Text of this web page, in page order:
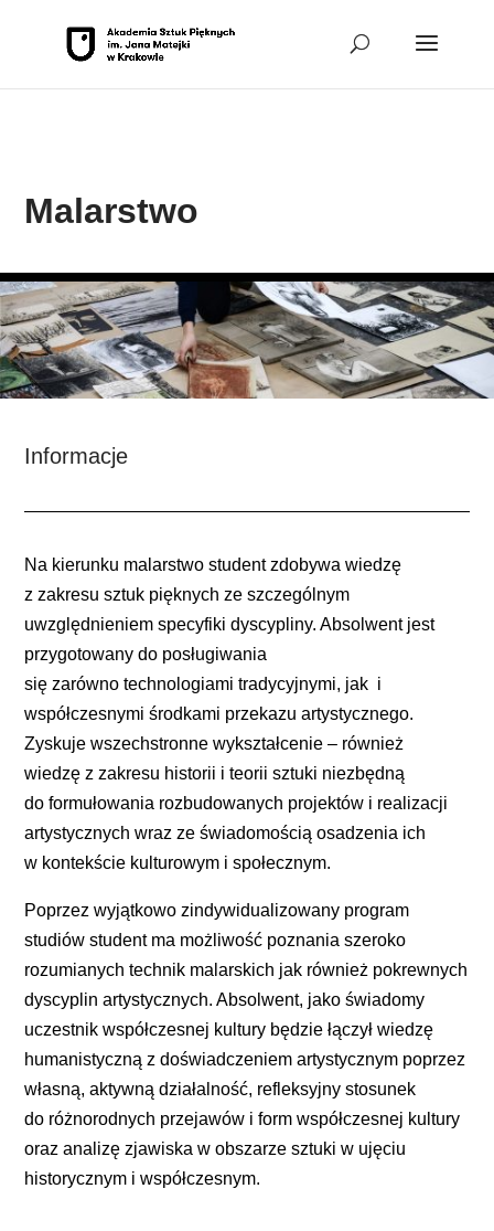
Malarstwo
Informacje
Na kierunku malarstwo student zdobywa wiedzę
z zakresu sztuk pięknych ze szczególnym
uwzględnieniem specyfiki dyscypliny. Absolwent jest
przygotowany do posługiwania
sięzarównotechnologiami tradycyjnymi, jak i
współczesnymiśrodkami przekazu artystycznego.
Zyskuje wszechstronne wykształcenie – również
wiedzęz zakresu historii i teorii sztuki niezbędną
do formułowania rozbudowanych projektów i realizacji
artystycznychwraz ze świadomością osadzenia ich
w kontekście kulturowym i społecznym.
Poprzez wyjątkowo zindywidualizowany program
studiów student ma możliwość poznania szeroko
rozumianych technik malarskich jak również pokrewnych
dyscyplin artystycznych. Absolwent, jako świadomy
uczestnik współczesnej kultury będzie łączył wiedzę
humanistyczną z doświadczeniem artystycznym poprzez
własną, aktywną działalność, refleksyjny stosunek
do różnorodnych przejawów i form współczesnej kultury
oraz analizę zjawiska w obszarze sztuki w ujęciu
historycznym i współczesnym.